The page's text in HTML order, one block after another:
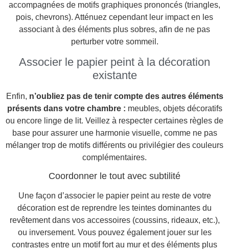
accompagnées de motifs graphiques prononcés (triangles,
pois, chevrons). Atténuez cependant leur impact en les
associant à des éléments plus sobres, afin de ne pas
perturber votre sommeil.
Associer le papier peint à la décoration
existante
Enfin, n’oubliez pas de tenir compte des autres éléments
présents dans votre chambre : meubles, objets décoratifs
ou encore linge de lit. Veillez à respecter certaines règles de
base pour assurer une harmonie visuelle, comme ne pas
mélanger trop de motifs différents ou privilégier des couleurs
complémentaires.
Coordonner le tout avec subtilité
Une façon d’associer le papier peint au reste de votre
décoration est de reprendre les teintes dominantes du
revêtement dans vos accessoires (coussins, rideaux, etc.),
ou inversement. Vous pouvez également jouer sur les
contrastes entre un motif fort au mur et des éléments plus